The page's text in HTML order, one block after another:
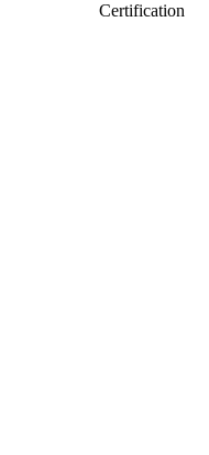
Certification